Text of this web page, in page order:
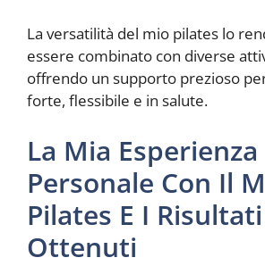
La versatilità del mio pilates lo
essere combinato con diverse
offrendo un supporto prezioso
forte, flessibile e in salute.
La Mia Esperienza
Personale Con Il
Pilates E I Risultati
Ottenuti